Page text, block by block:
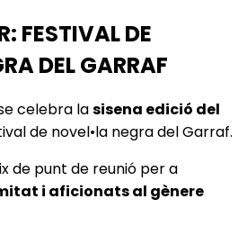
FESTIVAL DE
DEL GARRAF
celebra lasisena edició del
de novel•la negra del Garraf.
de punt de reunió per a
i aficionats al gènere